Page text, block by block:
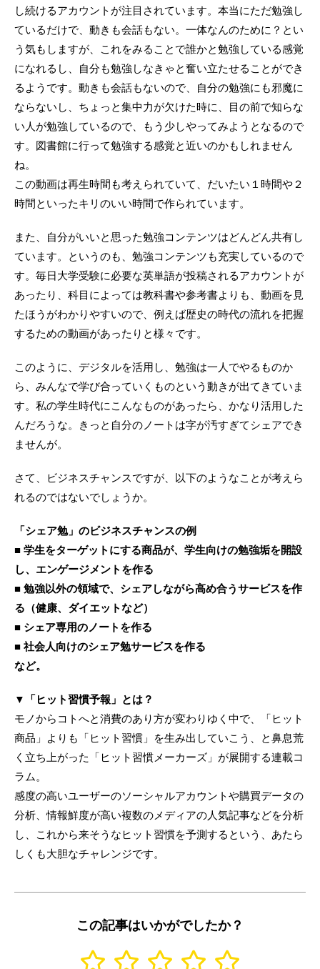
し続けるアカウントが注目されています。本当にただ勉強し
ているだけで、動きも会話もない。一体なんのために？とい
う気もしますが、これをみることで誰かと勉強している感覚
になれるし、自分も勉強しなきゃと奮い立たせることができ
るようです。動きも会話もないので、自分の勉強にも邪魔に
ならないし、ちょっと集中力が欠けた時に、目の前で知らな
い人が勉強しているので、もう少しやってみようとなるので
す。図書館に行って勉強する感覚と近いのかもしれません
ね。
この動画は再生時間も考えられていて、だいたい１時間や２
時間といったキリのいい時間で作られています。
また、自分がいいと思った勉強コンテンツはどんどん共有し
ています。というのも、勉強コンテンツも充実しているので
す。毎日大学受験に必要な英単語が投稿されるアカウントが
あったり、科目によっては教科書や参考書よりも、動画を見
たほうがわかりやすいので、例えば歴史の時代の流れを把握
するための動画があったりと様々です。
このように、デジタルを活用し、勉強は一人でやるものか
ら、みんなで学び合っていくものという動きが出てきていま
す。私の学生時代にこんなものがあったら、かなり活用した
んだろうな。きっと自分のノートは字が汚すぎてシェアでき
ませんが。
さて、ビジネスチャンスですが、以下のようなことが考えら
れるのではないでしょうか。
「シェア勉」のビジネスチャンスの例
■ 学生をターゲットにする商品が、学生向けの勉強垢を開設
し、エンゲージメントを作る
■ 勉強以外の領域で、シェアしながら高め合うサービスを作
る（健康、ダイエットなど）
■ シェア専用のノートを作る
■ 社会人向けのシェア勉サービスを作る
など。
▼「ヒット習慣予報」とは？
モノからコトへと消費のあり方が変わりゆく中で、「ヒット
商品」よりも「ヒット習慣」を生み出していこう、と鼻息荒
く立ち上がった「ヒット習慣メーカーズ」が展開する連載コ
ラム。
感度の高いユーザーのソーシャルアカウントや購買データの
分析、情報鮮度が高い複数のメディアの人気記事などを分析
し、これから来そうなヒット習慣を予測するという、あたら
しくも大胆なチャレンジです。
この記事はいかがでしたか？